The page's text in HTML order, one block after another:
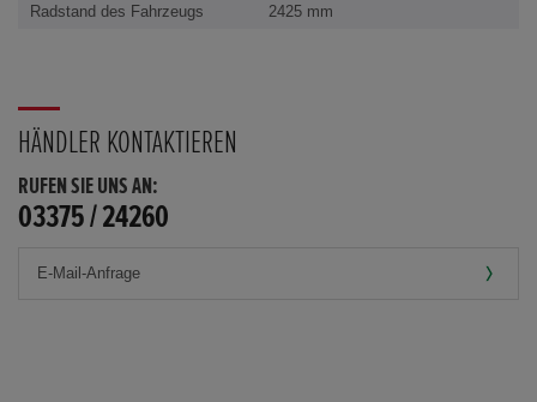
Radstand des Fahrzeugs
2425 mm
HÄNDLER KONTAKTIEREN
RUFEN SIE UNS AN:
03375 / 24260